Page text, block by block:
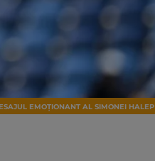
EMOȚIONANT AL SIMONEI HALEP